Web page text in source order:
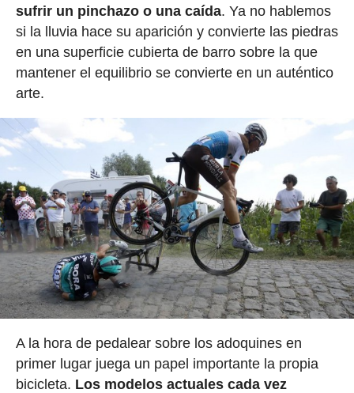
sufrir un pinchazo o una caída. Ya no hablemos
si la lluvia hace su aparición y convierte las piedras
en una superficie cubierta de barro sobre la que
mantener el equilibrio se convierte en un auténtico
arte.
A la hora de pedalear sobre los adoquines en
primer lugar juega un papel importante la propia
bicicleta. Los modelos actuales cada vez